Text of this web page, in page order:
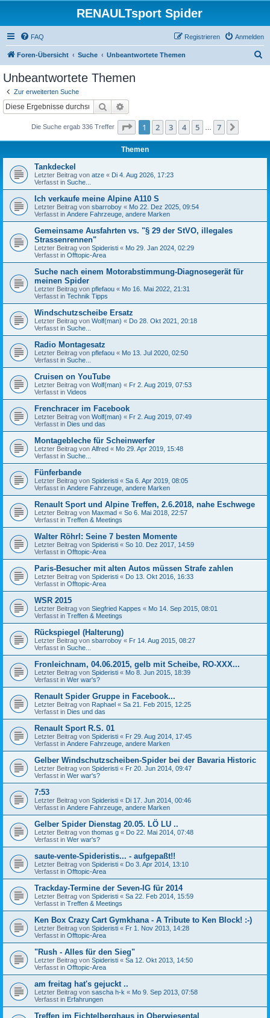
RENAULTsport Spider
FAQ Anmelden
Registrieren
Foren-Übersicht Suche Unbeantwortete Themen
Unbeantwortete Themen
Zur erweiterten Suche
Suche
Die Suche ergab 336 Treffer Seite 1von
1 2 3 4 5 7
Themen
Tankdeckel
Letzter Beitrag von atze « Di 4. Aug 2026, 17:23
Verfasst in Suche...
Ich verkaufe meine Alpine A110 S
Letzter Beitrag von sbarroboy « Mo 22. Dez 2025, 09:54
Verfasst in Andere Fahrzeuge, andere Marken
Gemeinsame Ausfahrten vs. "§ 29 der StVO, illegales
Strassenrennen"
Letzter Beitrag von Spideristi « Mo 29. Jan 2024, 02:29
Verfasst in Offtopic-Area
Suche nach einem Motorabstimmung-Diagnosegerät für
meinen Spider
Letzter Beitrag von pflefaou « Mo 16. Mai 2022, 21:31
Verfasst in Technik Tipps
Windschutzscheibe Ersatz
Letzter Beitrag von Wolf(man) « Do 28. Okt 2021, 20:18
Verfasst in Suche...
Radio Montagesatz
Letzter Beitrag von pflefaou « Mo 13. Jul 2020, 02:50
Verfasst in Suche...
Cruisen on YouTube
Letzter Beitrag von Wolf(man) « Fr 2. Aug 2019, 07:53
Verfasst in Videos
Frenchracer im Facebook
Letzter Beitrag von Wolf(man) « Fr 2. Aug 2019, 07:49
Verfasst in Dies und das
Montagebleche für Scheinwerfer
Letzter Beitrag von Alfred « Mo 29. Apr 2019, 15:48
Verfasst in Suche...
Fünferbande
Letzter Beitrag von Spideristi « Sa 6. Apr 2019, 08:05
Verfasst in Andere Fahrzeuge, andere Marken
Renault Sport und Alpine Treffen, 2.6.2018, nahe Eschwege
Letzter Beitrag von Maxmad « So 6. Mai 2018, 22:57
Verfasst in Treffen & Meetings
Walter Röhrl: Seine 7 besten Momente
Letzter Beitrag von Spideristi « So 10. Dez 2017, 14:59
Verfasst in Offtopic-Area
Paris-Besucher mit alten Autos müssen Strafe zahlen
Letzter Beitrag von Spideristi « Do 13. Okt 2016, 16:33
Verfasst in Offtopic-Area
WSR 2015
Letzter Beitrag von Siegfried Kappes « Mo 14. Sep 2015, 08:01
Verfasst in Treffen & Meetings
Rückspiegel (Halterung)
Letzter Beitrag von sbarroboy « Fr 14. Aug 2015, 08:27
Verfasst in Suche...
Fronleichnam, 04.06.2015, gelb mit Scheibe, RO-XXX...
Letzter Beitrag von Spideristi « Mo 8. Jun 2015, 18:39
Verfasst in Wer war's?
Renault Spider Gruppe in Facebook...
Letzter Beitrag von Raphael « Sa 21. Feb 2015, 12:25
Verfasst in Dies und das
Renault Sport R.S. 01
Letzter Beitrag von Spideristi « Fr 29. Aug 2014, 17:45
Verfasst in Andere Fahrzeuge, andere Marken
Gelber Windschutzscheiben-Spider bei der Bavaria Historic
Letzter Beitrag von Spideristi « Fr 20. Jun 2014, 09:47
Verfasst in Wer war's?
7:53
Letzter Beitrag von Spideristi « Di 17. Jun 2014, 00:46
Verfasst in Andere Fahrzeuge, andere Marken
Gelber Spider Dienstag 20.05. LÖ LU ..
Letzter Beitrag von thomas g « Do 22. Mai 2014, 07:48
Verfasst in Wer war's?
saute-vente-Spideristis... - aufgepaßt!!
Letzter Beitrag von Spideristi « Do 3. Apr 2014, 13:10
Verfasst in Offtopic-Area
Trackday-Termine der Seven-IG für 2014
Letzter Beitrag von Spideristi « Sa 22. Feb 2014, 15:59
Verfasst in Treffen & Meetings
Ken Box Crazy Cart Gymkhana - A Tribute to Ken Block! :-)
Letzter Beitrag von Spideristi « Fr 1. Nov 2013, 14:28
Verfasst in Offtopic-Area
"Rush - Alles für den Sieg"
Letzter Beitrag von Spideristi « Sa 12. Okt 2013, 14:50
Verfasst in Offtopic-Area
am freitag hat's gejuckt ..
Letzter Beitrag von sascha h-k « Mo 9. Sep 2013, 07:58
Verfasst in Erfahrungen
Treffen im Fichtelberghaus in Oberwiesental